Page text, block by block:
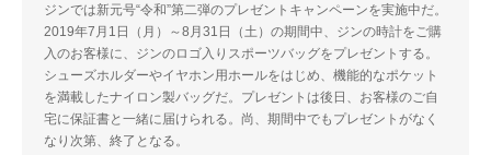
ジンでは新元号“令和”第二弾のプレゼントキャンペーンを実施中だ。
2019年7月1日（月）～8月31日（土）の期間中、ジンの時計をご購
入のお客様に、ジンのロゴ入りスポーツバッグをプレゼントする。
シューズホルダーやイヤホン用ホールをはじめ、機能的なポケット
を満載したナイロン製バッグだ。プレゼントは後日、お客様のご自
宅に保証書と一緒に届けられる。尚、期間中でもプレゼントがなく
なり次第、終了となる。